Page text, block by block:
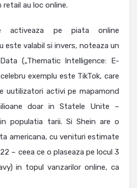
au loc online.
activeaza pe piata online
este valabil si invers, noteaza un
(„Thematic Intelligence: E-
exemplu este TikTok, care
uutilizatori activi pe mapamond
doar in Statele Unite –
populatia tarii. Si Shein are o
americana, cu venituri estimate
– ceea ce o plaseaza pe locul 3
in topul vanzarilor online, ca